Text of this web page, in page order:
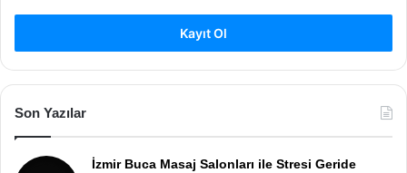
Kayıt Ol
Son Yazılar
İzmir Buca Masaj Salonları ile Stresi Geride